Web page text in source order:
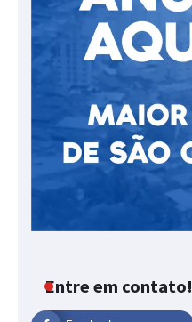
Entre em contato!